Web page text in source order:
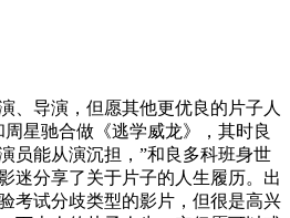
导演，但愿其他更优良的片子人
星驰合做《逃学威龙》，其时良
员能从演沉担，”和良多科班身世
迷分享了关于片子的人生履历。出
考试分歧类型的影片，但很是高兴